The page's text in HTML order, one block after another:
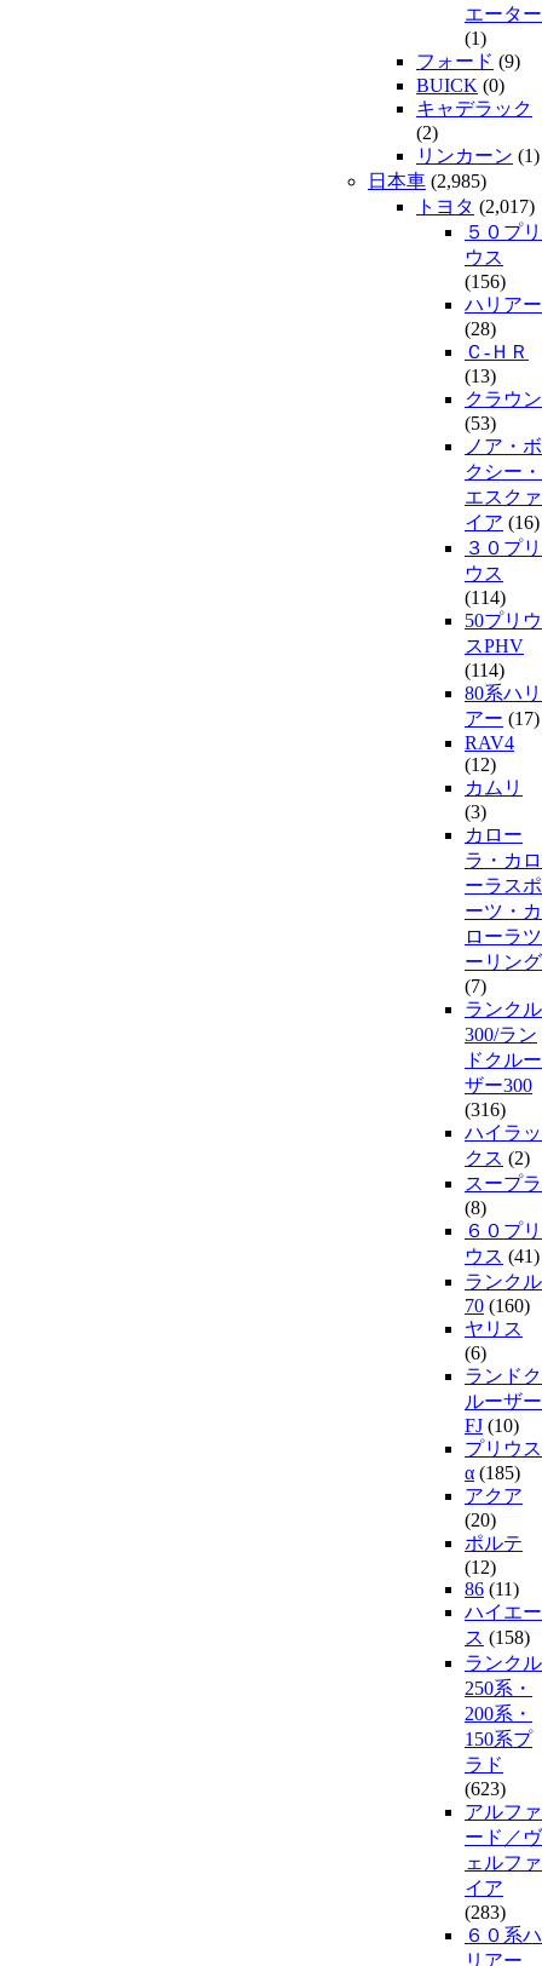
エーター
(1)
フォード (9)
BUICK (0)
キャデラック
(2)
リンカーン (1)
日本車 (2,985)
トヨタ (2,017)
５０プリ
ウス
(156)
ハリアー
(28)
Ｃ-ＨＲ
(13)
クラウン
(53)
ノア・ボ
クシー・
エスクァ
イア (16)
３０プリ
ウス
(114)
50プリウ
スPHV
(114)
80系ハリ
アー (17)
RAV4
(12)
カムリ
(3)
カロー
ラ・カロ
ーラスポ
ーツ・カ
ローラツ
ーリング
(7)
ランクル
300/ラン
ドクルー
ザー300
(316)
ハイラッ
クス (2)
スープラ
(8)
６０プリ
ウス (41)
ランクル
70 (160)
ヤリス
(6)
ランドク
ルーザー
FJ (10)
プリウス
α (185)
アクア
(20)
ポルテ
(12)
86 (11)
ハイエー
ス (158)
ランクル
250系・
200系・
150系プ
ラド
(623)
アルファ
ード／ヴ
ェルファ
イア
(283)
６０系ハ
リアー